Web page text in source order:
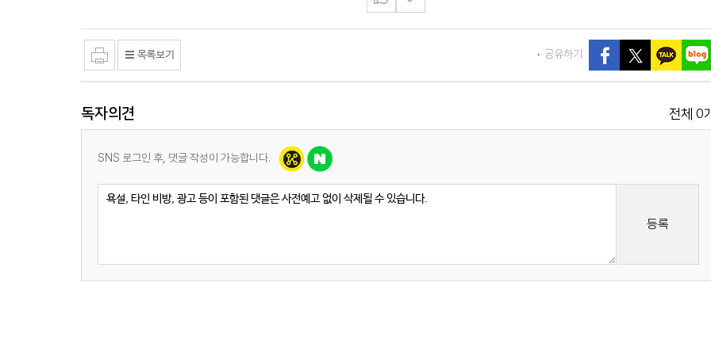
공유하기
독자의견 전체 0
SNS 로그인 후, 댓글 작성이 가능합니다.
등록